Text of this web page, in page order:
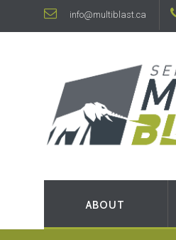
info@multiblast.ca
ABOUT